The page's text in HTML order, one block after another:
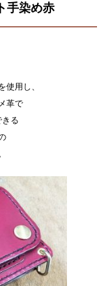
手染め赤
使用し、
革で
る